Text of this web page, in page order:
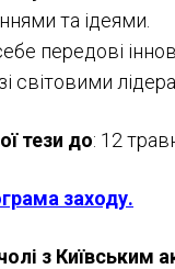
та ідеями.
передові
світовими
тези до: 12
заходу.
з Київським